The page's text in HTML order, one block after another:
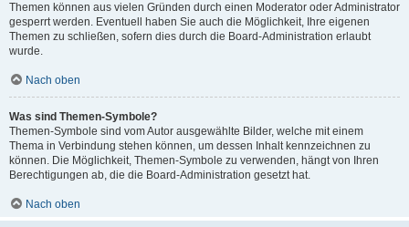
Themen können aus vielen Gründen durch einen Moderator oder Administrator
gesperrt werden. Eventuell haben Sie auch die Möglichkeit, Ihre eigenen
Themen zu schließen, sofern dies durch die Board-Administration erlaubt
wurde.
Nach oben
Was sind Themen-Symbole?
Themen-Symbole sind vom Autor ausgewählte Bilder, welche mit einem
Thema in Verbindung stehen können, um dessen Inhalt kennzeichnen zu
können. Die Möglichkeit, Themen-Symbole zu verwenden, hängt von Ihren
Berechtigungen ab, die die Board-Administration gesetzt hat.
Nach oben